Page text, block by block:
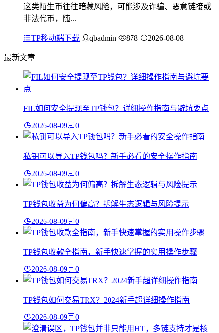
这类陌生币往往暗藏风险，可能涉及诈骗、恶意链接或
非法代币，随...
TP移动端下载 qbadmin 878 2026-08-08
最新文章
FIL如何安全提现至TP钱包？详细操作指南与避坑要点
2026-08-09 0
私钥可以导入TP钱包吗？新手必看的安全操作指南
2026-08-09 0
TP钱包收益为何偏高？拆解生态逻辑与风险提示
2026-08-09 0
TP钱包收款全指南，新手快速掌握的实用操作步骤
2026-08-09 0
TP钱包如何交易TRX？2024新手超详细操作指南
2026-08-09 0